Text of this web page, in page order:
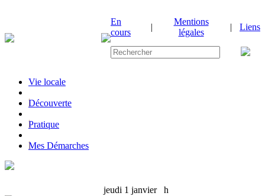
En
cours
|
Mentions
légales
| Liens
Vie locale
|Découverte
|Pratique
|Mes Démarches
jeudi 1 janvierh